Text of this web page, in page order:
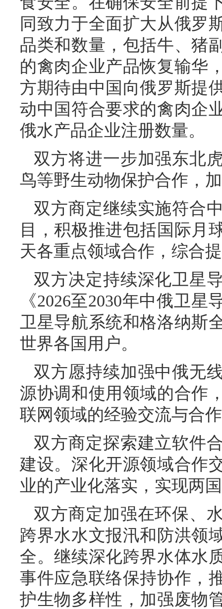
同致力于全面扩大从俄罗
品类和数量，包括牛、猪
的禽肉企业产品恢复输华
方期待由中国向俄罗斯提
动中国符合要求的禽肉企
俄水产品企业注册数量。
双方将进一步加强东北
鸟等野生动物保护合作，
双方商定继续实施符合
目，积极推进包括国际月
天各重点领域合作，综合
双方决定持续深化卫星
《2026至2030年中俄卫
卫星导航系统和格洛纳斯
世界各国用户。
双方愿持续加强中俄无
源协调和使用领域的合作
联网领域的经验交流与合
双方商定探索建立软件
建设。深化开源领域合作
业的产业化落实，实现两
双方商定加强在环保、
跨界水水文报汛和防洪领
全。继续深化跨界水体水
事件应急联络保持协作，
护生物多样性，加强废物